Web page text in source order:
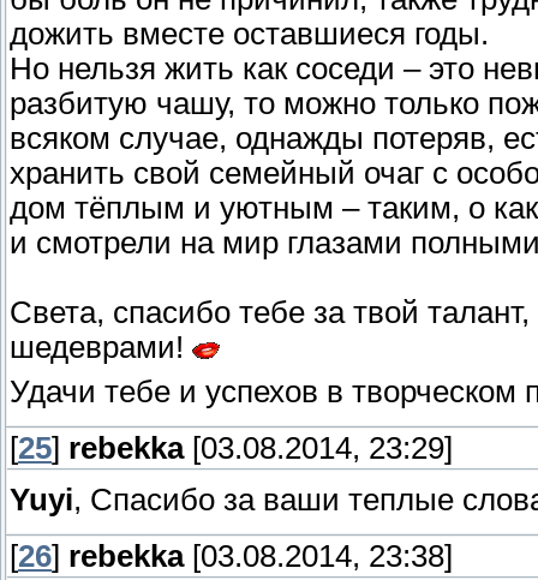
дожить вместе оставшиеся годы.
Но нельзя жить как соседи – это
разбитую чашу, то можно только
всяком случае, однажды потеряв,
хранить свой семейный очаг с
дом тёплым и уютным – таким, о
и смотрели на мир глазами
Света, спасибо тебе за твой
шедеврами!
Удачи тебе и успехов в творческом
[25] rebekka[03.08.2014, 23:29]
Yuyi, Спасибо за ваши теплые
[26] rebekka[03.08.2014, 23:38]